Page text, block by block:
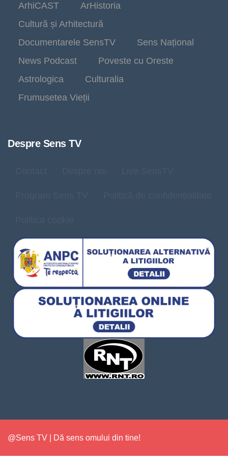
ArhiCAST
ArHistoria
Cultură și Arhitectură
Documentarele SensTV
Sens Național
News Podcast
Poveste cu Oreste
Astrologica
Culturalia
Frumusetea Vieții
Despre Sens TV
@Sens TV | Dă sens omului din tine!